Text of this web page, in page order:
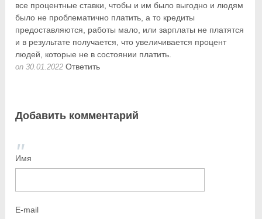
все процентные ставки, чтобы и им было выгодно и людям
было не проблематично платить, а то кредиты
предоставляются, работы мало, или зарплаты не платятся
и в результате получается, что увеличивается процент
людей, которые не в состоянии платить.
on 30.01.2022 Ответить
Добавить комментарий
Имя
E-mail